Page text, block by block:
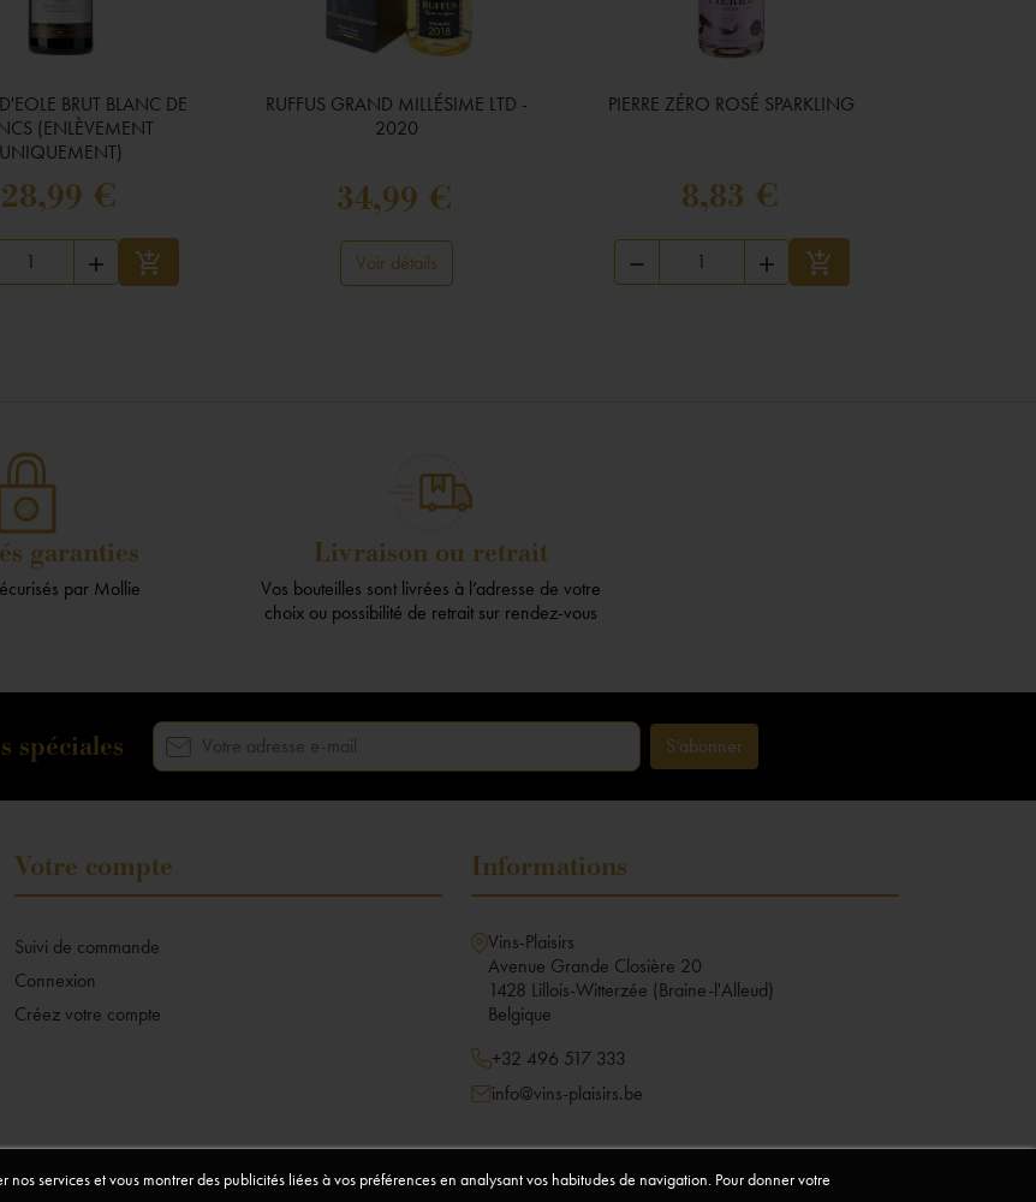
 Aperçu rapide
BRUT BLANC DE
(ENLÈVEMENT
UNIQUEMENT)
28,99 €
 
Ajouter au panier
 Aperçu rapide
RUFFUS GRAND MILLÉSIME LTD -
2020
34,99 €
Voir détails
 Aperçu rapide
PIERRE ZÉRO ROSÉ SPARKLING
8,83 €
  
Ajouter au panier
garanties
par Mollie
Livraison ou retrait
Vos bouteilles sont livrées à l’adresse de votre
choix ou possibilité de retrait sur rendez-vous
spéciales
Votre compte
Suivi de commande
Connexion
Créez votre compte
Informations
Vins-Plaisirs
Avenue Grande Closière 20
1428 Lillois-Witterzée (Braine-l'Alleud)
Belgique
+32 496 517 333
info@vins-plaisirs.be
services et vous montrer des publicités liées à vos préférences en analysant vos habitudes de navigation. Pour donner votre